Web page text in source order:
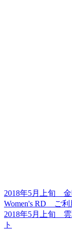
2018年5月上旬
Women's RD ご利
2018年5月上旬
ト